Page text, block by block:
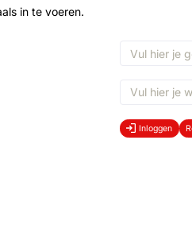
in te voeren.
Inloggen